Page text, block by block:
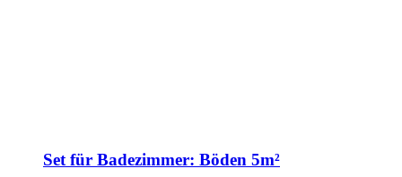
Set für Badezimmer: Böden 5m²